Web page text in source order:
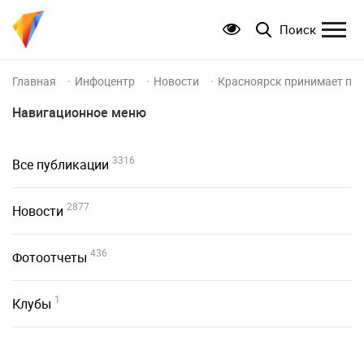
Поиск
Главная Инфоцентр Новости Красноярск принимает
Навигационное меню
Все публикации 3316
Новости 2877
Фотоотчеты 436
Клубы 1